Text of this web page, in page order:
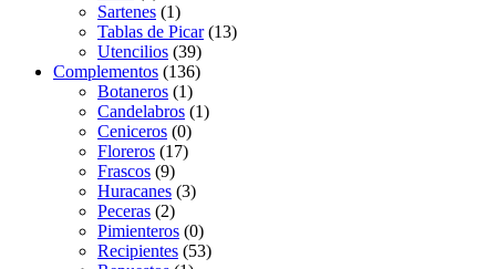
Sartenes (1)
Tablas de Picar (13)
Utencilios (39)
Complementos (136)
Botaneros (1)
Candelabros (1)
Ceniceros (0)
Floreros (17)
Frascos (9)
Huracanes (3)
Peceras (2)
Pimienteros (0)
Recipientes (53)